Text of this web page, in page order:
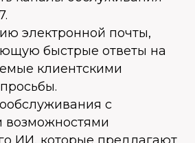
электронной почты,
быстрые ответы на
клиентскими
с
возможностями